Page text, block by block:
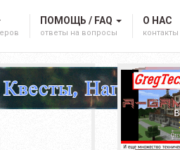
ПОМОЩЬ / FAQ
ответы на вопросы
О НАС
контакты